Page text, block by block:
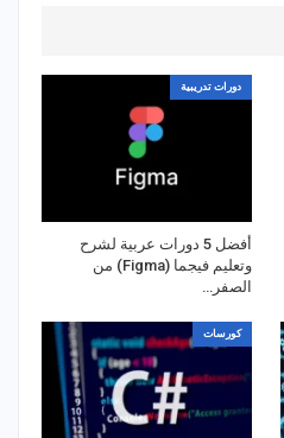
دورات تدريبية
أفضل 5 دورات عربية لشرح
وتعليم فيجما (Figma) من
الصفر…
كورسات